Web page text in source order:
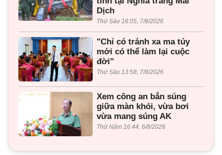
Dịch
Thứ Sáu 16:05, 7/8/2026
"Chỉ có tránh xa ma túy
mới có thể làm lại cuộc
đời"
Thứ Sáu 13:58, 7/8/2026
Xem công an bắn súng
giữa màn khói, vừa bơi
vừa mang súng AK
Thứ Năm 16:44, 6/8/2026